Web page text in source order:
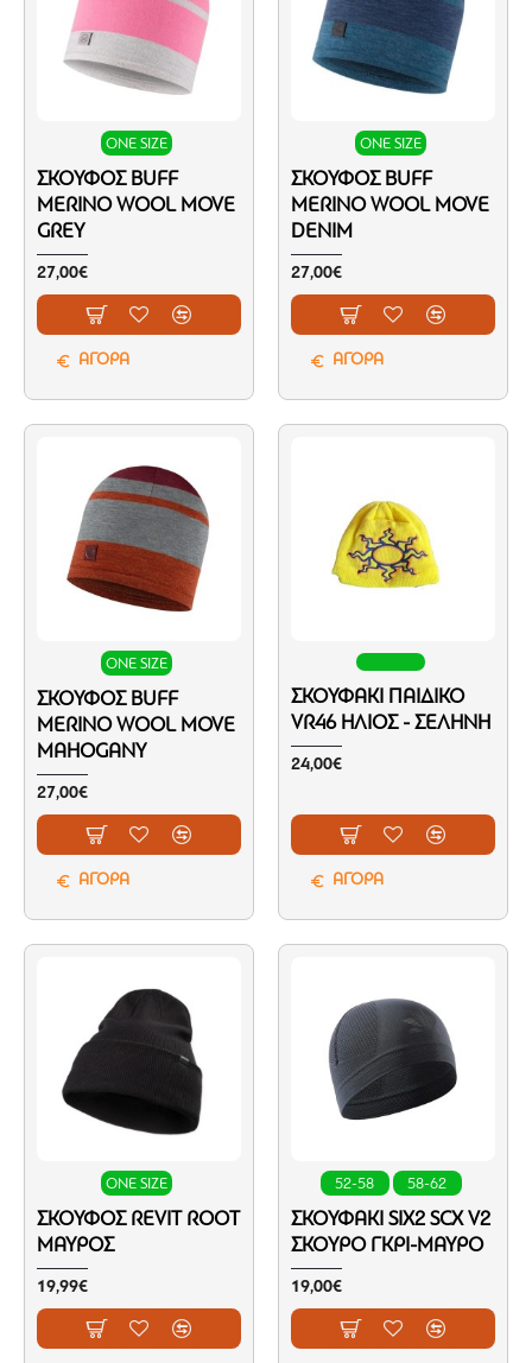
ONE SIZE
ΣΚΟΎΦΟΣ BUFF
MERINO WOOL MOVE
GREY
27,00€
ΑΓΟΡΑ
ONE SIZE
ΣΚΟΎΦΟΣ BUFF
MERINO WOOL MOVE
DENIM
27,00€
ΑΓΟΡΑ
ONE SIZE
ΣΚΟΎΦΟΣ BUFF
MERINO WOOL MOVE
MAHOGANY
27,00€
ΑΓΟΡΑ
ΣΚΟΥΦΆΚΙ ΠΑΙΔΙΚΌ
VR46 ΉΛΙΟΣ - ΣΕΛΉΝΗ
24,00€
ΑΓΟΡΑ
ONE SIZE
ΣΚΟΎΦΟΣ REVIT ROOT
ΜΑΎΡΟΣ
19,99€
52-58 58-62
ΣΚΟΥΦΆΚΙ SIX2 SCX V2
ΣΚΟΎΡΟ ΓΚΡΙ-ΜΑΎΡΟ
19,00€